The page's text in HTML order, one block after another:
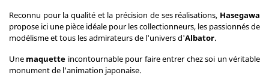
Reconnu pour la qualité et la précision de ses réalisations, Hasegawa
propose ici une pièce idéale pour les collectionneurs, les passionnés de
modélisme et tous les admirateurs de l'univers d'Albator.
Une maquette incontournable pour faire entrer chez soi un véritable
monument de l'animation japonaise.